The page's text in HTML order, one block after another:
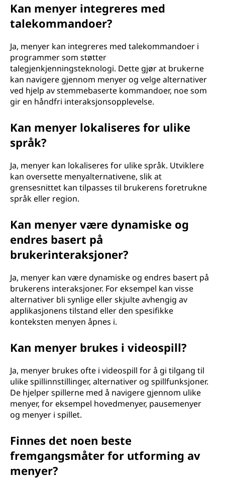
Kan menyer integreres med
talekommandoer?
Ja, menyer kan integreres med talekommandoer i
programmer som støtter
talegjenkjenningsteknologi. Dette gjør at brukerne
kan navigere gjennom menyer og velge alternativer
ved hjelp av stemmebaserte kommandoer, noe som
gir en håndfri interaksjonsopplevelse.
Kan menyer lokaliseres for ulike
språk?
Ja, menyer kan lokaliseres for ulike språk. Utviklere
kan oversette menyalternativene, slik at
grensesnittet kan tilpasses til brukerens foretrukne
språk eller region.
Kan menyer være dynamiske og
endres basert på
brukerinteraksjoner?
Ja, menyer kan være dynamiske og endres basert på
brukerens interaksjoner. For eksempel kan visse
alternativer bli synlige eller skjulte avhengig av
applikasjonens tilstand eller den spesifikke
konteksten menyen åpnes i.
Kan menyer brukes i videospill?
Ja, menyer brukes ofte i videospill for å gi tilgang til
ulike spillinnstillinger, alternativer og spillfunksjoner.
De hjelper spillerne med å navigere gjennom ulike
menyer, for eksempel hovedmenyer, pausemenyer
og menyer i spillet.
Finnes det noen beste
fremgangsmåter for utforming av
menyer?